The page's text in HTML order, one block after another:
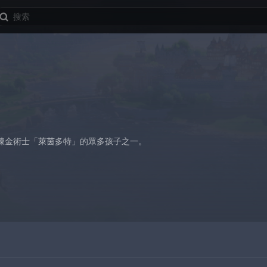
術士「萊茵多特」的眾多孩子之一。